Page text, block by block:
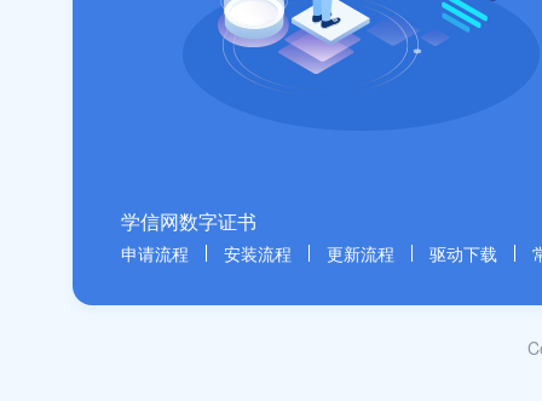
学信网数字证书
申请流程 安装流程 更新流程 驱动下载